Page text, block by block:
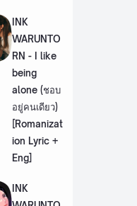
INK
WARUNTO
RN - I like
being
alone (ชอบ
อยู่คนเดียว)
[Romanizat
ion Lyric +
Eng]
INK